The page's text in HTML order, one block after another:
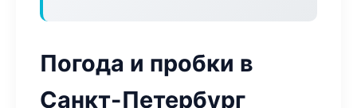
Погода и пробки в
Санкт-Петербург